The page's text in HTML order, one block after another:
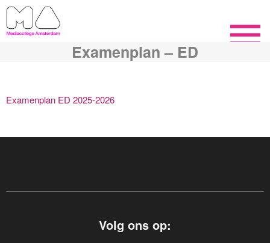
Examenplan – ED
Examenplan ED 2025-2026
Volg ons op: